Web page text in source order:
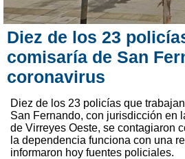
Diez de los 23
comisaría de San
coronavirus
Diez de los 23 policías que
San Fernando, con jurisdicción en
de Virreyes Oeste, se contagiaron
la dependencia funciona con una
informaron hoy fuentes policiales.